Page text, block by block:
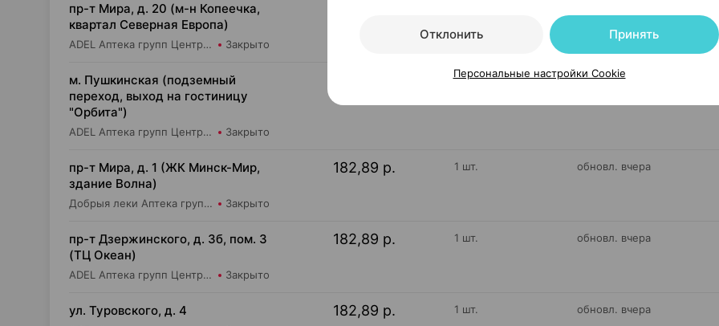
пр-т Мира, д. 20 (м-н Копеечка,
квартал Северная Европа)
ADEL Аптека групп Центр ООО Аптека №55 Закрыто
м. Пушкинская (подземный
переход, выход на гостиницу
"Орбита")
ADEL Аптека групп Центр ООО Аптека №11 Закрыто
1 шт. обновл. вчера
пр-т Мира, д. 1 (ЖК Минск-Мир,
здание Волна)
Добрыя леки Аптека групп Центр ООО Аптека №95 Закрыто
182,89 р. 1 шт. обновл. вчера
пр-т Дзержинского, д. 3б, пом. 3
(ТЦ Океан)
ADEL Аптека групп Центр ООО Аптека №69 Закрыто
182,89 р. 1 шт. обновл. вчера
ул. Туровского, д. 4 182,89 р. 1 шт. обновл. вчера
Отклонить Принять
Персональные настройки Cookie